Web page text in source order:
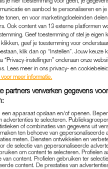
te zitten, want hij kijkt aan
gemaakt wordt, en moet aan de
deelnemer.
ook daarmee weer in een
als het heel goed doen, brengt
je helemaal niets weet kunnen
dat je het programma gaat
die de grap inkopt. “Ja, ik
de presentator. “Maar het is
dit seizoen win, anders denken
kaart is. Dus ergens in het
en aanbod te personaliseren en
tonen, en voor marketingdoeleinden
Ook content van 13 externe platformen
Geef toestemming of stel je eigen
geef je toestemming voor
klik dan op “Instellen”. Jouw keuze
“Privacy-instellingen” onderaan onze
Lees meer in ons privacy- en
meer informatie.
partners verwerken gegevens
een apparaat opslaan en/of openen.
advertenties te selecteren.
of combinaties van gegevens uit
ten behoeve van gepersonaliseerde
meten. Diensten ontwikkelen en
de selectie van gepersonaliseerde
om content te selecteren. Profielen
van content. Profielen gebruiken ter
content. De prestaties van